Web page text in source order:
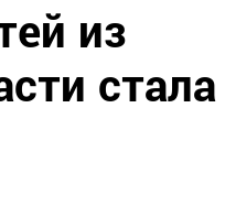
из
стала